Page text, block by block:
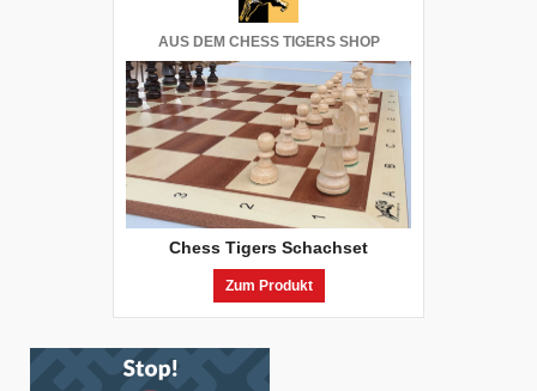
AUS DEM CHESS TIGERS SHOP
Chess Tigers Schachset
Zum Produkt